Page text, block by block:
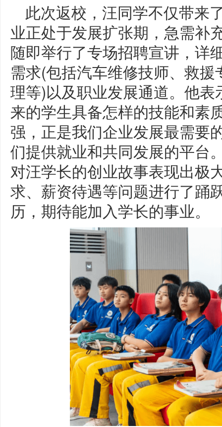
此次返校，汪同学不仅带来
业正处于发展扩张期，急需补
随即举行了专场招聘宣讲，详
需求(包括汽车维修技师、救
理等)以及职业发展通道。他
来的学生具备怎样的技能和素
强，正是我们企业发展最需要
们提供就业和共同发展的平台
对汪学长的创业故事表现出极
求、薪资待遇等问题进行了踊
历，期待能加入学长的事业。